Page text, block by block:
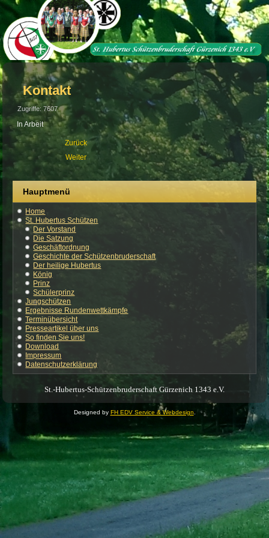
Kontakt
Zugriffe: 7607
In Arbeit
Zurück
Weiter
Hauptmenü
Home
St. Hubertus Schützen
Der Vorstand
Die Satzung
Geschäftordnung
Geschichte der Schützenbruderschaft
Der heilige Hubertus
König
Prinz
Schülerprinz
Jungschützen
Ergebnisse Rundenwettkämpfe
Terminübersicht
Presseartikel über uns
So finden Sie uns!
Download
Impressum
Datenschutzerklärung
St.-Hubertus-Schützenbruderschaft Gürzenich 1343 e.V.
Designed by FH EDV Service & Webdesign.